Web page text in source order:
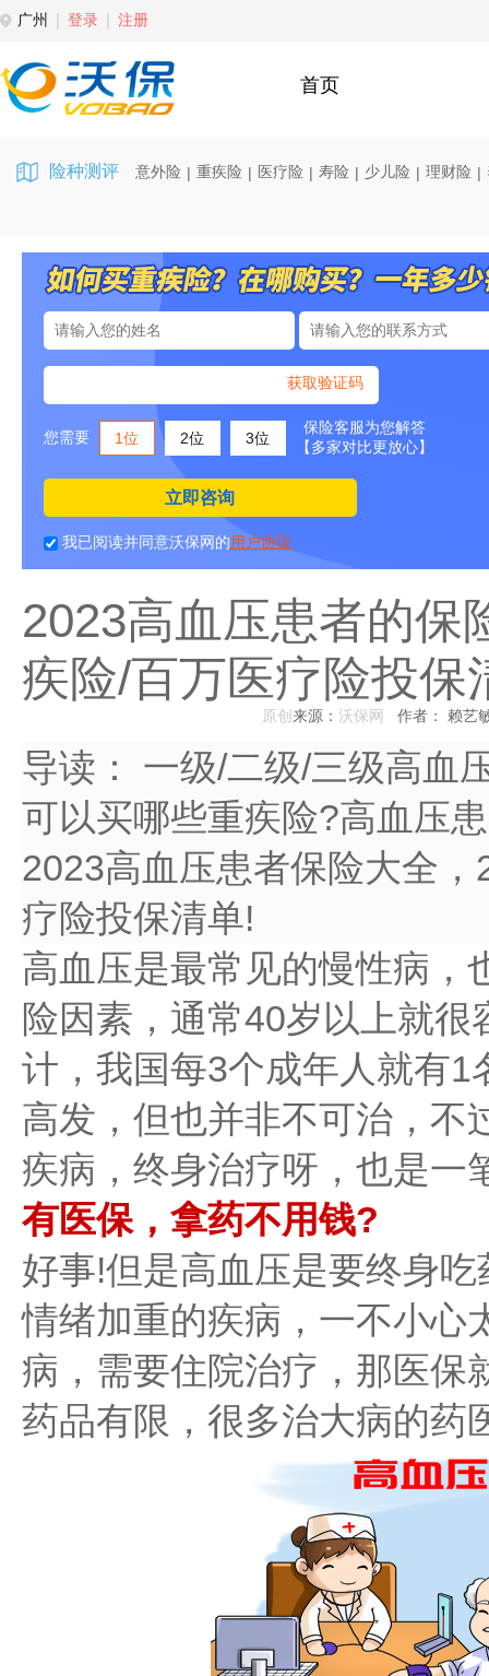
广州 登录 注册
首页
险种测评 意外险 | 重疾险 | 医疗险 | 寿险 | 少儿险 | 理财险 |
获取验证码
您需要 1位 2位 3位
保险客服为您解答
【多家对比更放心】
立即咨询
我已阅读并同意沃保网的用户协议
2023高血压患者的保
疾险/百万医疗险投保
原创 来源： 沃保网 作者： 赖艺
导读：
一级/二级/三级高血
可以买哪些重疾险?高血压
2023高血压患者保险大全
疗险投保清单!
高血压是最常见的慢性病，
险因素，通常40岁以上就
计，我国每3个成年人就有
高发，但也并非不可治，不
疾病，终身治疗呀，也是一
有医保，拿药不用钱?
好事!但是高血压是要终身
情绪加重的疾病，一不小心
病，需要住院治疗，那医保
药品有限，很多治大病的药